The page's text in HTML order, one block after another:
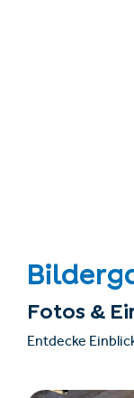
Fotos &
Entdecke